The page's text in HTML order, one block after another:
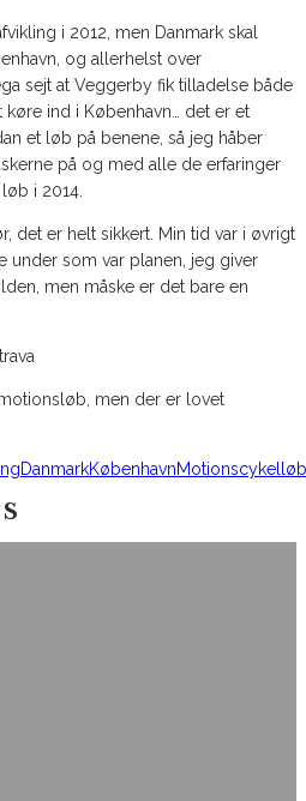
i 2012, men Danmark skal
og allerhelst over
sejt at Veggerby fik tilladelse både
ind i København… det er et
et løb på benene, så jeg håber
på og med alle de erfaringer
i 2014.
det er helt sikkert. Min tid var i øvrigt
under som var planen, jeg giver
men måske er det bare en
men der er lovet
DanmarkKøbenhavnMotionscykelløb